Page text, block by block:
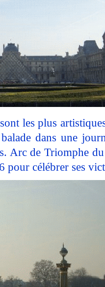
les plus
dans une
Arc de Triomphe
pour célébrer ses